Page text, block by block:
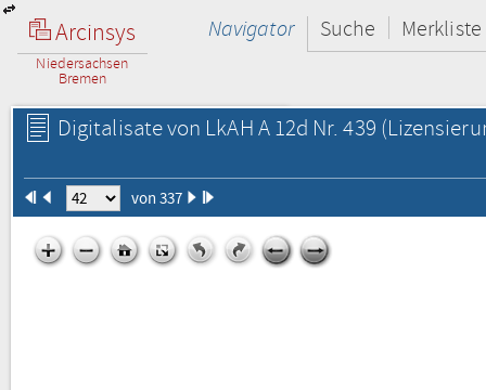
Arcinsys
Niedersachsen
Bremen
Navigator Suche Merkliste
Digitalisate von LkAH A 12d Nr. 439
von 337